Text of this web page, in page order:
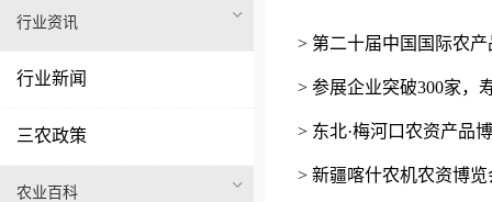
行业资讯
行业新闻
三农政策
农业百科
> 第二十届中国国际农
> 参展企业突破300家，
> 东北·梅河口农资产品
> 新疆喀什农机农资博